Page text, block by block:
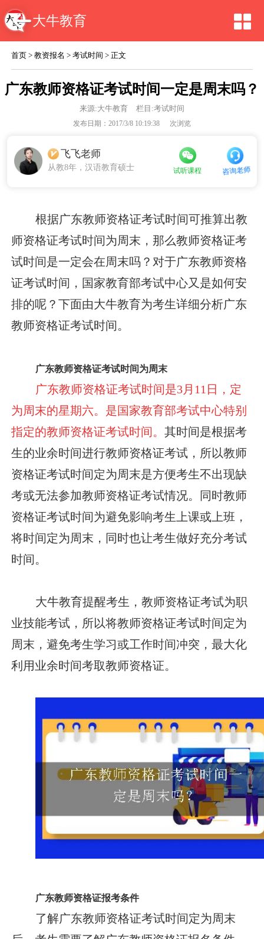
大牛教育
首页 >教资报名 >考试时间 > 正文
广东教师资格证考试时间一定是周末吗？
来源:大牛教育 栏目:考试时间
发布日期：2017/3/8 10:19:38 次浏览
飞飞老师
从教8年，汉语教育硕士 试听课程 咨询老师
根据广东教师资格证考试时间可推算出教
师资格证考试时间为周末，那么教师资格证考
试时间是一定会在周末吗？对于广东教师资格
证考试时间，国家教育部考试中心又是如何安
排的呢？下面由大牛教育为考生详细分析广东
教师资格证考试时间。
广东教师资格证考试时间为周末
广东教师资格证考试时间是3月11日，定
为周末的星期六。是国家教育部考试中心特别
指定的教师资格证考试时间。其时间是根据考
生的业余时间进行教师资格证考试，所以教师
资格证考试时间定为周末是方便考生不出现缺
考或无法参加教师资格证考试情况。同时教师
资格证考试时间为避免影响考生上课或上班，
将时间定为周末，同时也让考生做好充分考试
时间。
大牛教育提醒考生，教师资格证考试为职
业技能考试，所以将教师资格证考试时间定为
周末，避免考生学习或工作时间冲突，最大化
利用业余时间考取教师资格证。
广东教师资格证报考条件
了解广东教师资格证考试时间定为周末